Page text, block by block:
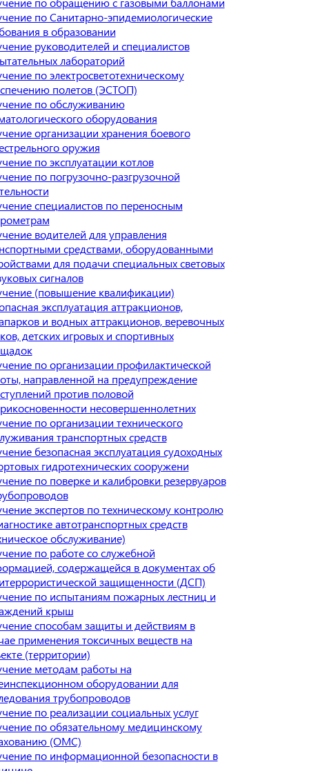
по Санитарно-эпидемиологические
в образовании
руководителей и специалистов
лабораторий
по электросветотехническому
полетов (ЭСТОП)
по обслуживанию
оборудования
организации хранения боевого
оружия
по эксплуатации котлов
по погрузочно-разгрузочной
специалистов по переносным
водителей для управления
средствами, оборудованными
для подачи специальных световых
сигналов
(повышение квалификации)
эксплуатация аттракционов,
и водных аттракционов, веревочных
детских игровых и спортивных
по организации профилактической
направленной на предупреждение
против половой
несовершеннолетних
по организации технического
транспортных средств
безопасная эксплуатация судоходных
гидротехнических сооружени
по поверке и калибровки резервуаров
экспертов по техническому контролю
автотранспортных средств
обслуживание)
по работе со служебной
содержащейся в документах об
защищенности (ДСП)
по испытаниям пожарных лестниц и
крыш
способам защиты и действиям в
применения токсичных веществ на
(территории)
методам работы на
оборудовании для
трубопроводов
по реализации социальных услуг
по обязательному медицинскому
(ОМС)
по информационной безопасности в